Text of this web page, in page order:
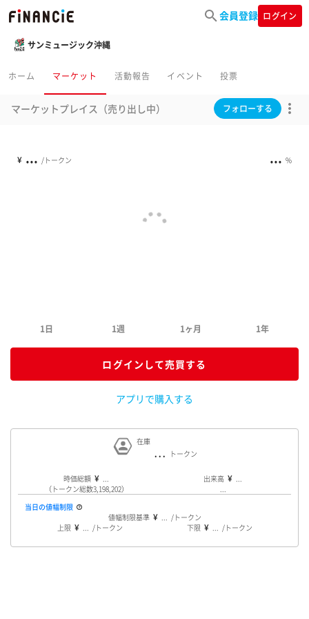
会員登録 ログイン
サンミュージック沖縄
ホーム マーケット 活動報告 イベント 投票
マーケットプレイス（売り出し中） フォローする
... ...
1日 1週 1ヶ月 1年
ログインして売買する
アプリで購入する
在庫 ...
時価総額
...
（トークン総数3,198,202）
出来高
...
...
当日の値幅制限
値幅制限基準
...
上限
... 下限 ...